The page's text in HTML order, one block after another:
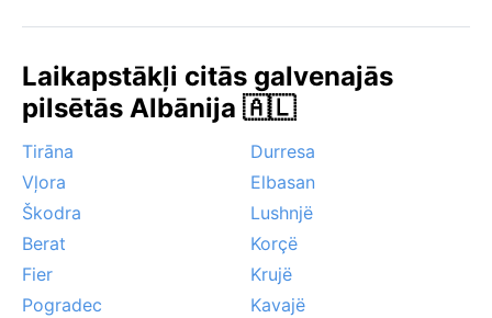
Laikapstākļi citās galvenajās
pilsētās Albānija 🇦🇱
Tirāna
Durresa
Vļora
Elbasan
Škodra
Lushnjë
Berat
Korçë
Fier
Krujë
Pogradec
Kavajë